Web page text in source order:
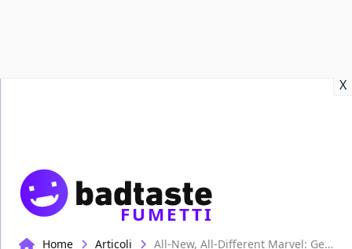
X
FUMETTI
Home Articoli All-New, All-Different Marvel: Gerry Duggan presenta i suoi Uncanny Avengers